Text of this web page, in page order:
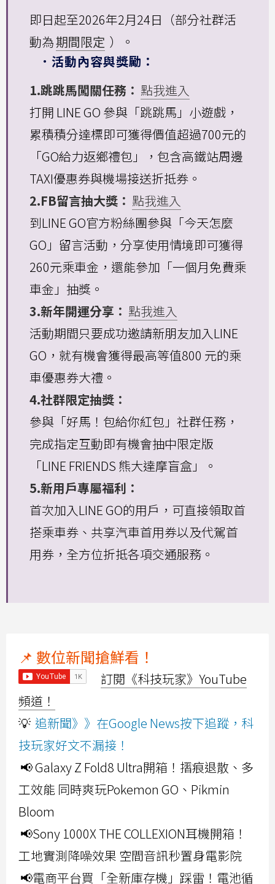
即日起至2026年2月24日（部分社群活
動為期間限定 ）。
．活動內容與獎勵：
1.跳跳馬闖關任務： 點我進入
打開 LINE GO 參與「跳跳馬」小遊戲，
累積積分達標即可獲得價值超過700元的
「GO給力返鄉禮包」，包含高鐵站周邊
TAXI優惠券與機場接送折抵券。
2.FB留言抽大獎： 點我進入
到LINE GO官方粉絲團參與「今天怎麼
GO」留言活動，分享使用情境即可獲得
260元乘車金，還能參加「一個月免費乘
車金」抽獎。
3.新年開運分享： 點我進入
活動期間只要成功邀請新朋友加入LINE
GO，就有機會獲得最高等值800 元的乘
車優惠券大禮。
4.社群限定抽獎：
參與「好馬！包給你紅包」社群任務，
完成指定互動即有機會抽中限定版
「LINE FRIENDS 熊大達摩盲盒」。
5.新用戶專屬福利：
首次加入LINE GO的用戶，可直接領取首
搭乘車券、共享汽車首用券以及代駕首
用券，全方位折抵各項交通服務。
📌 數位新聞搶鮮看！
訂閱《科技玩家》YouTube
頻道！
💡 追新聞》》在Google News按下追蹤，科
技玩家好文不漏接！
📢 Galaxy Z Fold8 Ultra開箱！摺痕退散、多
工效能 同時爽玩Pokemon GO、Pikmin
Bloom
📢Sony 1000X THE COLLEXION耳機開箱！
工地實測降噪效果 空間音訊秒置身電影院
📢電商平台買「全新庫存機」踩雷！電池循